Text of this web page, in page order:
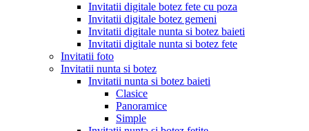
Invitatii digitale botez fete cu poza
Invitatii digitale botez gemeni
Invitatii digitale nunta si botez baieti
Invitatii digitale nunta si botez fete
Invitatii foto
Invitatii nunta si botez
Invitatii nunta si botez baieti
Clasice
Panoramice
Simple